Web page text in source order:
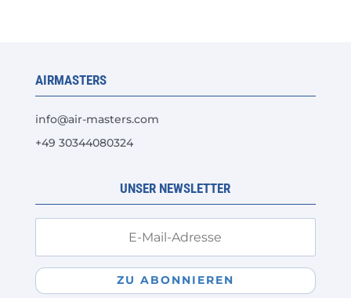
AIRMASTERS
info@air-masters.com
+49 30344080324
UNSER NEWSLETTER
ZU ABONNIEREN